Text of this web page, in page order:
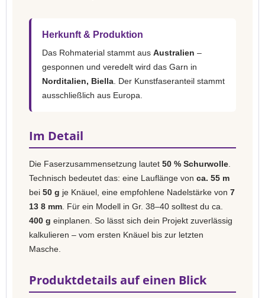
Herkunft & Produktion
Das Rohmaterial stammt aus Australien –
gesponnen und veredelt wird das Garn in
Norditalien, Biella . Der Kunstfaseranteil stammt
ausschließlich aus Europa.
Im Detail
Die Faserzusammensetzung lautet 50 % Schurwolle
Technisch bedeutet das: eine Lauflänge von ca. 55 m
bei 50 g je Knäuel, eine empfohlene Nadelstärke von 7
13 8 mm . Für ein Modell in Gr. 38–40 solltest du ca.
400 g einplanen. So lässt sich dein Projekt zuverlässig
kalkulieren – vom ersten Knäuel bis zur letzten
Masche.
Produktdetails auf einen Blick